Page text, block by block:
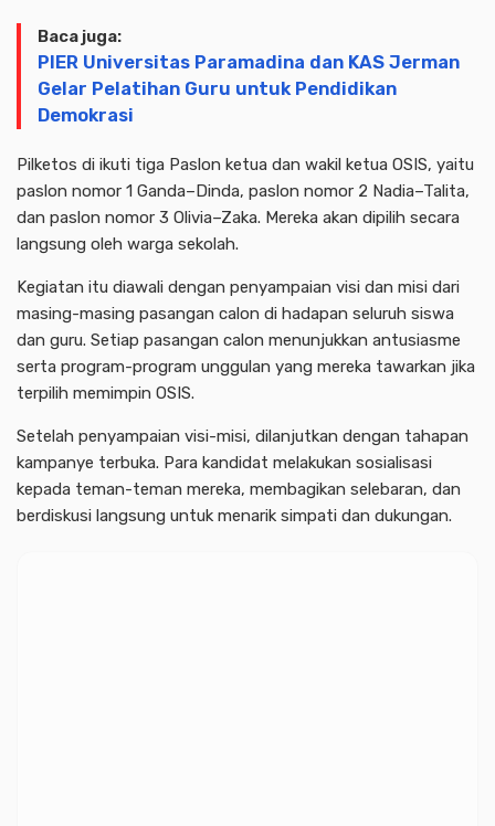
Baca juga:
PIER Universitas Paramadina dan KAS Jerman
Gelar Pelatihan Guru untuk Pendidikan
Demokrasi
Pilketos di ikuti tiga Paslon ketua dan wakil ketua OSIS, yaitu
paslon nomor 1 Ganda–Dinda, paslon nomor 2 Nadia–Talita,
dan paslon nomor 3 Olivia–Zaka. Mereka akan dipilih secara
langsung oleh warga sekolah.
Kegiatan itu diawali dengan penyampaian visi dan misi dari
masing-masing pasangan calon di hadapan seluruh siswa
dan guru. Setiap pasangan calon menunjukkan antusiasme
serta program-program unggulan yang mereka tawarkan jika
terpilih memimpin OSIS.
Setelah penyampaian visi-misi, dilanjutkan dengan tahapan
kampanye terbuka. Para kandidat melakukan sosialisasi
kepada teman-teman mereka, membagikan selebaran, dan
berdiskusi langsung untuk menarik simpati dan dukungan.